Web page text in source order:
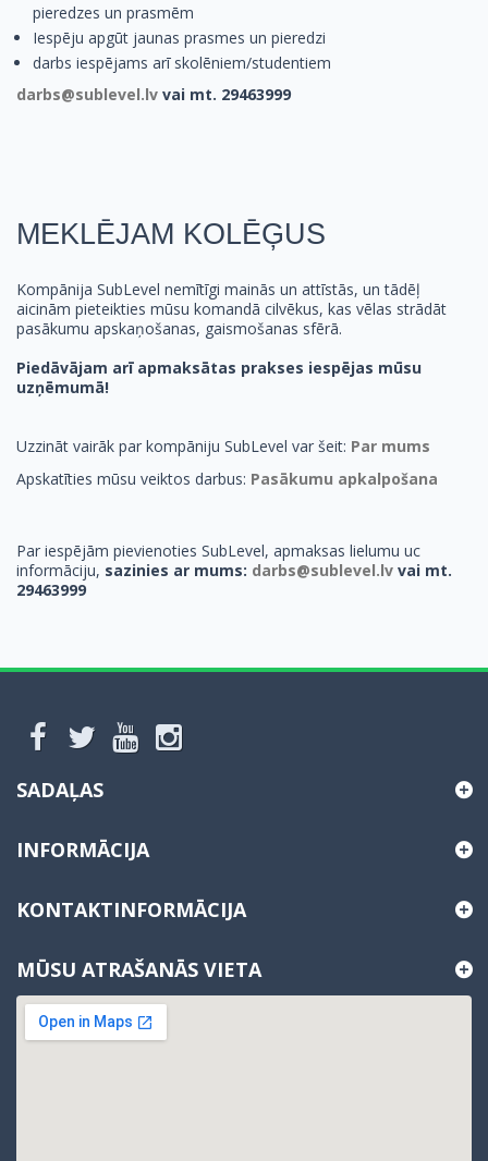
pieredzes un prasmēm
Iespēju apgūt jaunas prasmes un pieredzi
darbs iespējams arī skolēniem/studentiem
darbs@sublevel.lv vai mt. 29463999
MEKLĒJAM KOLĒĢUS
Kompānija SubLevel nemītīgi mainās un attīstās, un tādēļ
aicinām pieteikties mūsu komandā cilvēkus, kas vēlas strādāt
pasākumu apskaņošanas, gaismošanas sfērā.
Piedāvājam arī apmaksātas prakses iespējas mūsu
uzņēmumā!
Uzzināt vairāk par kompāniju SubLevel var šeit: Par mums
Apskatīties mūsu veiktos darbus: Pasākumu apkalpošana
Par iespējām pievienoties SubLevel, apmaksas lielumu uc
informāciju, sazinies ar mums: darbs@sublevel.lv vai mt.
29463999
SADAĻAS
INFORMĀCIJA
KONTAKTINFORMĀCIJA
MŪSU ATRAŠANĀS VIETA